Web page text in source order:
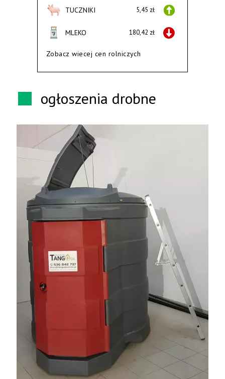
TUCZNIKI 5,45 zł
MLEKO 180,42 zł
Zobacz wiecej cen rolniczych
ogłoszenia drobne